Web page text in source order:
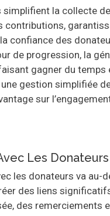
simplifient la collecte
contributions,
confiance des
de progression, la
gagner du temps
gestion simplifiée
sur
Les Donateurs
les donateurs va au-
des liens
des remerciements